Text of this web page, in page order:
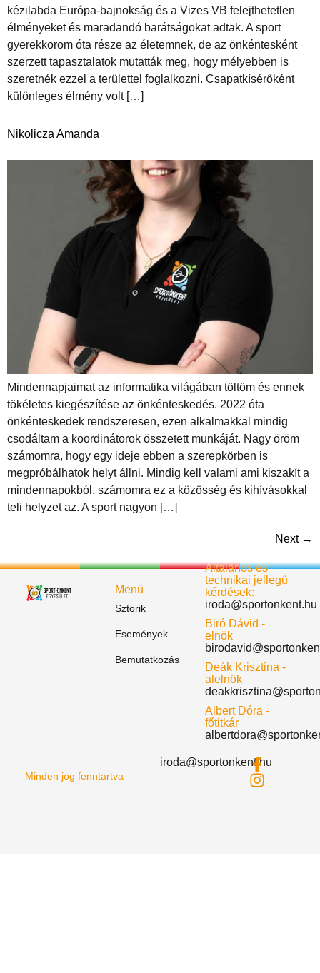
kézilabda Európa-bajnokság és a Vizes VB felejthetetlen
élményeket és maradandó barátságokat adtak. A sport
gyerekkorom óta része az életemnek, de az önkéntesként
szerzett tapasztalatok mutatták meg, hogy mélyebben is
szeretnék ezzel a területtel foglalkozni. Csapatkísérőként
különleges élmény volt […]
Nikolicza Amanda
Mindennapjaimat az informatika világában töltöm és ennek
tökéletes kiegészítése az önkénteskedés. 2022 óta
önkénteskedek rendszeresen, ezen alkalmakkal mindig
csodáltam a koordinátorok összetett munkáját. Nagy öröm
számomra, hogy egy ideje ebben a szerepkörben is
megpróbálhatok helyt állni. Mindig kell valami ami kiszakít a
mindennapokból, számomra ez a közösség és kihívásokkal
teli helyzet az. A sport nagyon […]
Next →
Menü
Sztorik
Események
Bemutatkozás
Általános és
technikai jellegű
kérdések:
iroda@sportonkent.hu
Biró Dávid -
elnök
Deák Krisztina -
alelnök
Albert Dóra -
főtitkár
Minden jog fenntartva
iroda@sportonkent.hu